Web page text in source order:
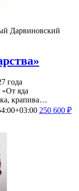
Дарвиновский
года
«От яда
крапива…
250 600 ₽